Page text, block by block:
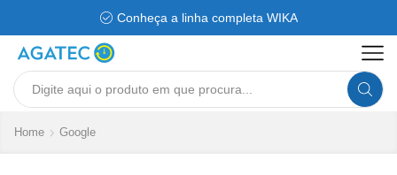
Conheça a linha completa WIKA
Search
Home Google